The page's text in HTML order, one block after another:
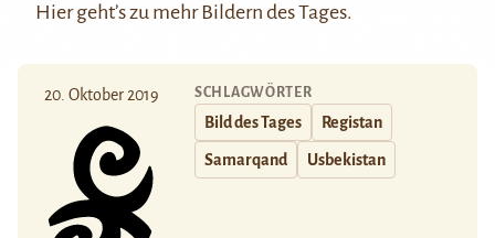
Hiergeht’s zu mehr Bildern des Tages.
20. Oktober 2019 SCHLAGWÖRTER
Bild des Tages Registan
Samarqand Usbekistan